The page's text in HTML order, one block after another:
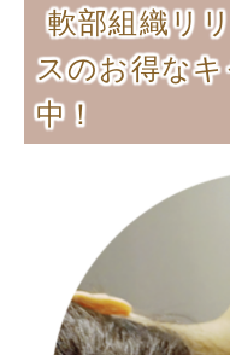
軟部組織リ
スのお得な
中！